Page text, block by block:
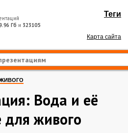
Гб и 323105
Теги
Карта сайта
Вода и её
для живого